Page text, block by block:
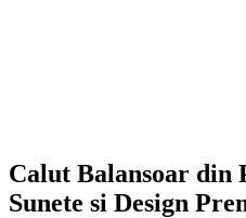
Calut Balansoar din
Sunete si Design